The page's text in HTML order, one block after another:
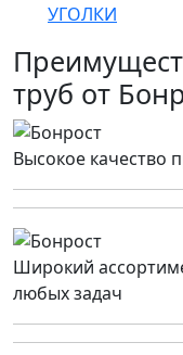
УГОЛКИ
труб от
Высокое качество
Широкий
любых задач